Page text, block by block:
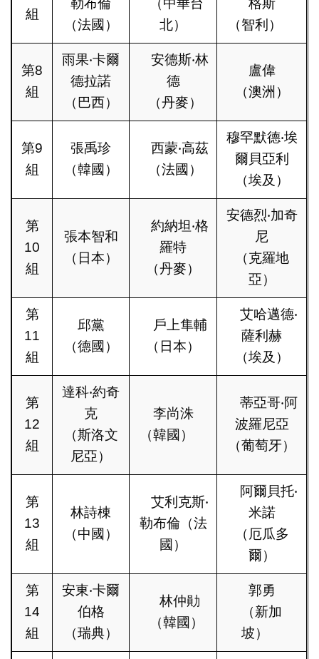
組
（法國）
北）
（智利）
第8
組
雨果‧卡爾
德拉諾
（巴西）
安德斯‧林
德
（丹麥）
盧偉
（澳洲）
第9
組
張禹珍
（韓國）
西蒙‧高茲
（法國）
穆罕默德‧埃
爾貝亞利
（埃及）
第
10
組
張本智和
（日本）
約納坦‧格
羅特
（丹麥）
安德烈‧加奇
尼
（克羅地
亞）
第
11
組
邱黨
（德國）
戶上隼輔
（日本）
艾哈邁德‧
薩利赫
（埃及）
第
12
組
達科‧約奇
克
（斯洛文
尼亞）
李尚洙
（韓國）
蒂亞哥‧阿
波羅尼亞
（葡萄牙）
第
13
組
林詩棟
（中國）
艾利克斯‧
勒布倫（法
國）
阿爾貝托‧
米諾
（厄瓜多
爾）
第
14
組
安東‧卡爾
伯格
（瑞典）
林仲勛
（韓國）
郭勇
（新加
坡）